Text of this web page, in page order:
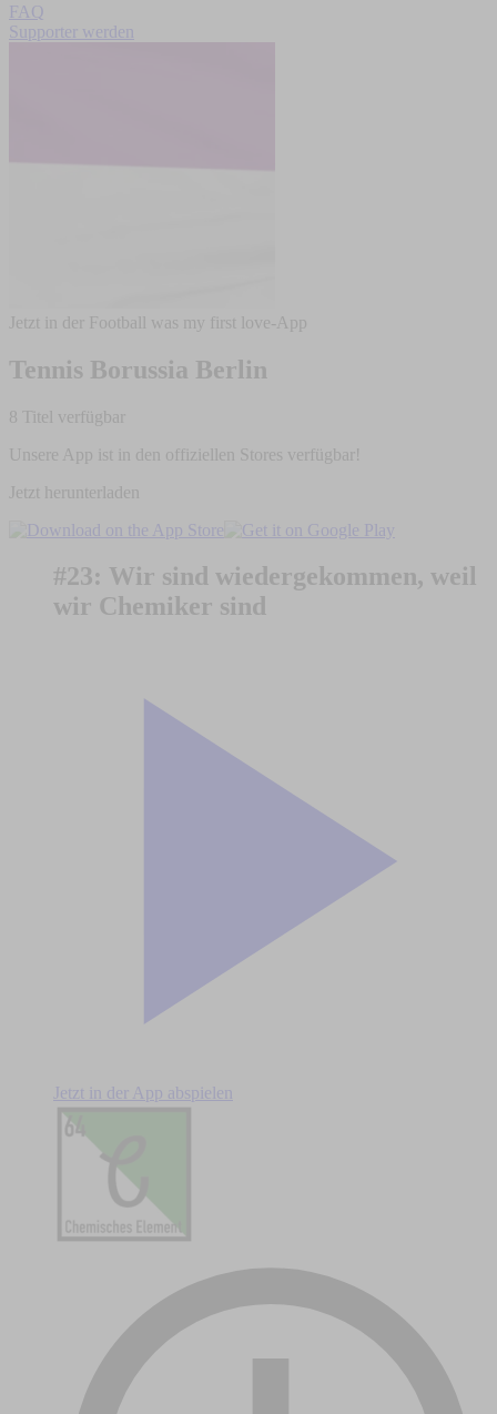
FAQ
Supporter werden
Jetzt in der Football was my first love-App
Tennis Borussia Berlin
8 Titel verfügbar
Unsere App ist in den offiziellen Stores verfügbar!
Jetzt herunterladen
#23: Wir sind wiedergekommen, weil
wir Chemiker sind
Jetzt in der App abspielen